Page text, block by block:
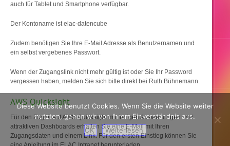
auch für Tablet und Smartphone verfügbar.
Der Kontoname ist elac-datencube
Zudem benötigen Sie Ihre E-Mail Adresse als Benutzernamen und
ein selbst vergebenes Passwort.
Wenn der Zugangslink nicht mehr gültig ist oder Sie Ihr Password
vergessen haben, melden Sie sich bitte direkt bei Ruth Bühnemann.
AWS Quicksight
Für den Zugriff auf AWS Quicksight mit fertigen Auswertungen und
attraktiven Dashboards erhalten Sie eine E-Mail mit Ihren
Zugangsdaten und einem Link. Für den ersten Einstieg können Sie
Diese Website benutzt Cookies. Wenn Sie die Website weiter
nutzten, gehen wir von Ihrem Einverständnis aus.
OK
Weiterlesen